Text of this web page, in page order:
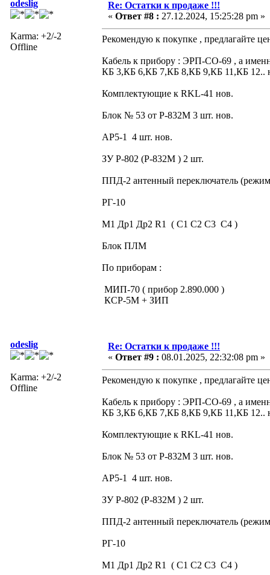
odeslig
Karma: +2/-2
Offline
Re: Остатки к продаже !!!
« Ответ #8 : 27.12.2024, 15:25:28 pm »
Рекомендую к покупке , предлагайте
Кабель к прибору : ЭРП-СО-69 , а
КБ 3,КБ 6,КБ 7,КБ 8,КБ 9,КБ 11,КБ 12..
Комплектующие к RKL-41 нов.
Блок № 53 от Р-832М 3 шт. нов.
АР5-1 4 шт. нов.
ЗУ Р-802 (Р-832М ) 2 шт.
ППД-2 антенный переключатель
РГ-10
М1 Др1 Др2 R1 ( С1 С2 С3 С4 )
Блок ПЛМ
По приборам :
МИП-70 ( прибор 2.890.000 )
КСР-5М + ЗИП
odeslig
Karma: +2/-2
Offline
Re: Остатки к продаже !!!
« Ответ #9 : 08.01.2025, 22:32:08 pm »
Рекомендую к покупке , предлагайте
Кабель к прибору : ЭРП-СО-69 , а
КБ 3,КБ 6,КБ 7,КБ 8,КБ 9,КБ 11,КБ 12..
Комплектующие к RKL-41 нов.
Блок № 53 от Р-832М 3 шт. нов.
АР5-1 4 шт. нов.
ЗУ Р-802 (Р-832М ) 2 шт.
ППД-2 антенный переключатель
РГ-10
М1 Др1 Др2 R1 ( С1 С2 С3 С4 )